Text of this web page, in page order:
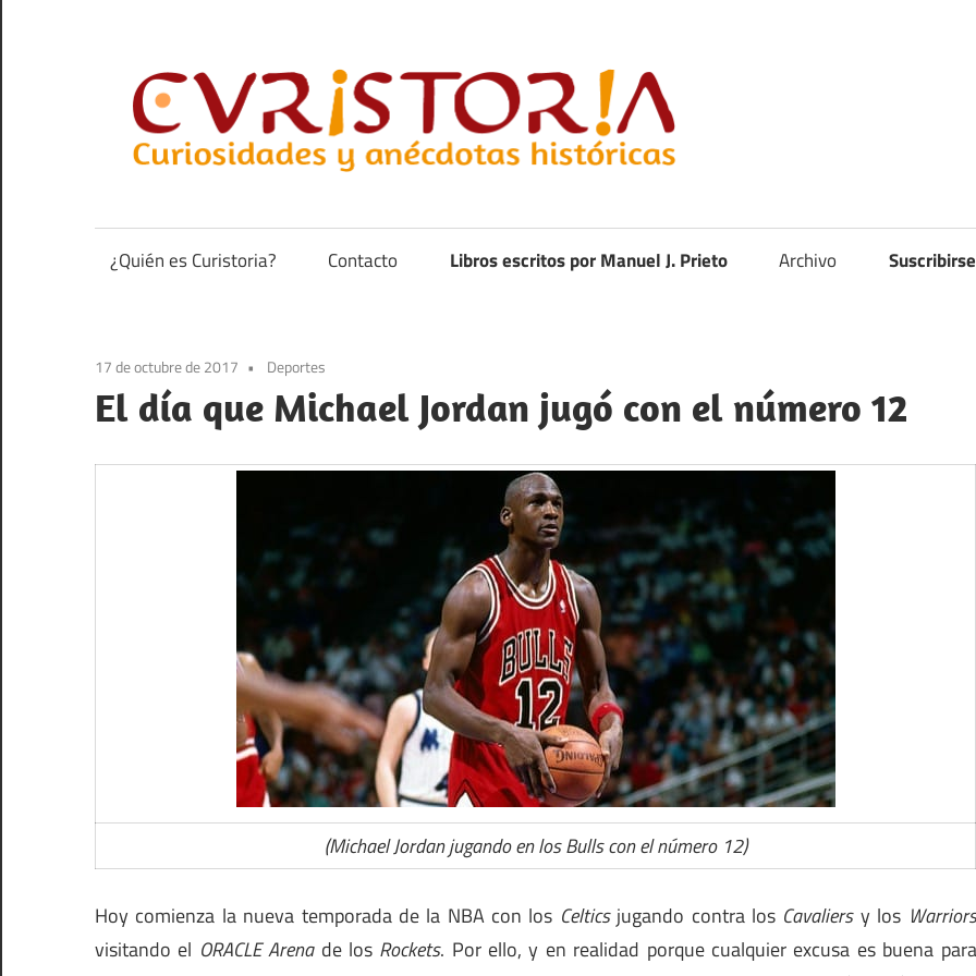
contenido
anécdotas
de
¿Quién es Curistoria? Contacto Libros escritos por Manuel J. Prieto Archivo
17 de octubre de 2017 Deportes
El día que Michael Jordan jugó con el número 12
(Michael Jordan jugando en los Bulls con el número 12)
Hoy comienza la nueva temporada de la NBA con los Celticsjugando contra los Cavaliersy los Warriors
visitando el ORACLE Arenade los Rockets. Por ello, y en realidad porque cualquier excusa es buena para